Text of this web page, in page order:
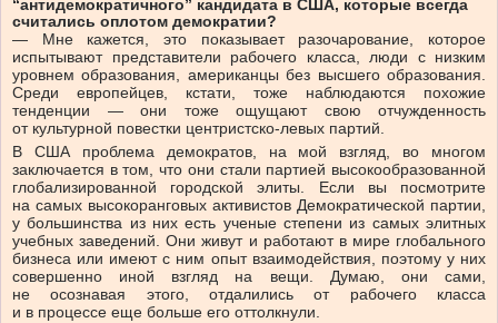
“антидемократичного” кандидата в США, которые всегда
считались оплотом демократии?
— Мне кажется, это показывает разочарование, которое
испытывают представители рабочего класса, люди с низким
уровнем образования, американцы без высшего образования.
Среди европейцев, кстати, тоже наблюдаются похожие
тенденции — они тоже ощущают свою отчужденность
от культурной повестки центристско-левых партий.
В США проблема демократов, на мой взгляд, во многом
заключается в том, что они стали партией высокообразованной
глобализированной городской элиты. Если вы посмотрите
на самых высокоранговых активистов Демократической партии,
у большинства из них есть ученые степени из самых элитных
учебных заведений. Они живут и работают в мире глобального
бизнеса или имеют с ним опыт взаимодействия, поэтому у них
совершенно иной взгляд на вещи. Думаю, они сами,
не осознавая этого, отдалились от рабочего класса
и в процессе еще больше его оттолкнули.